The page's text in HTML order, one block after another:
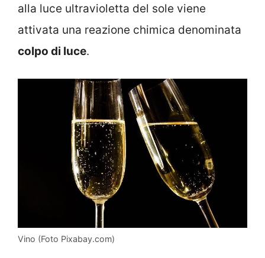
alla luce ultravioletta del sole viene
attivata una reazione chimica denominata
colpo di luce.
Vino (Foto Pixabay.com)